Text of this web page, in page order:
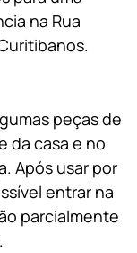
na Rua
peças de
da casa e no
Após usar por
entrar na
parcialmente